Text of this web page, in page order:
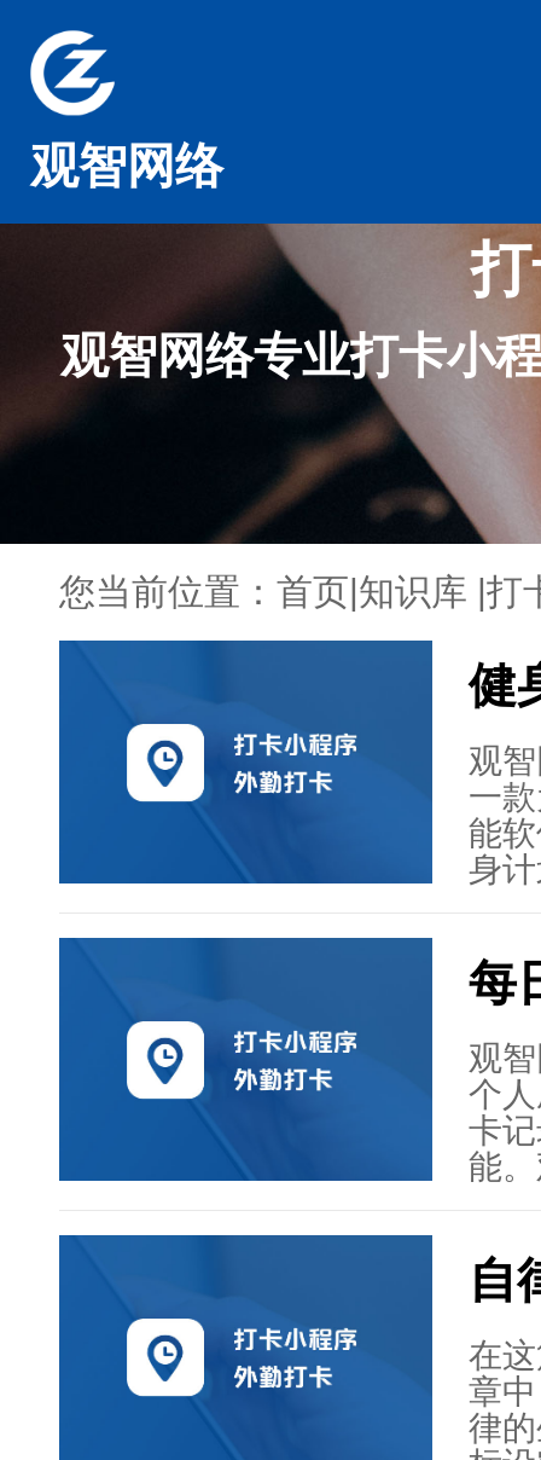
观智网络
观智网络专业打卡小
您当前位置： 首页|知识库 |打
健
观
一
能
身
身
群
在
好
的
顾
每
观
个
卡
能
社
智
想
自
在
章
律